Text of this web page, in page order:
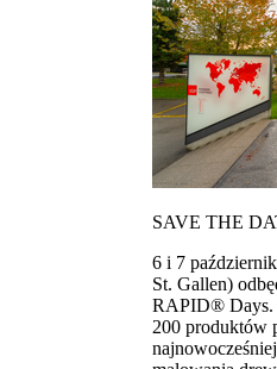
SAVE THE
6 i 7
St. Gallen)
RAPID® Days.
200 produktów